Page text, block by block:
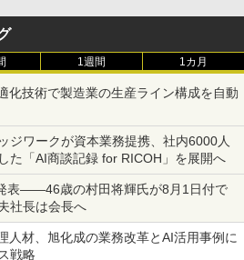
1週間 1カ月
化技術で製造業の生産ライン構成を自動
ジワークが資本業務提携、社内6000人
た「AI商談記録 for RICOH」を展開へ
表――46歳の村田将輝氏が8月1日付で
社長は会長へ
人材、旭化成の業務改革とAI活用事例に
戦略